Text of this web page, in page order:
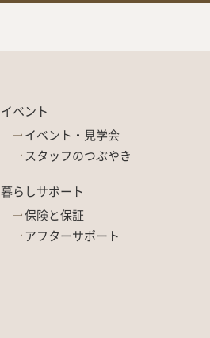
イベント
イベント・見学会
スタッフのつぶやき
暮らしサポート
保険と保証
アフターサポート